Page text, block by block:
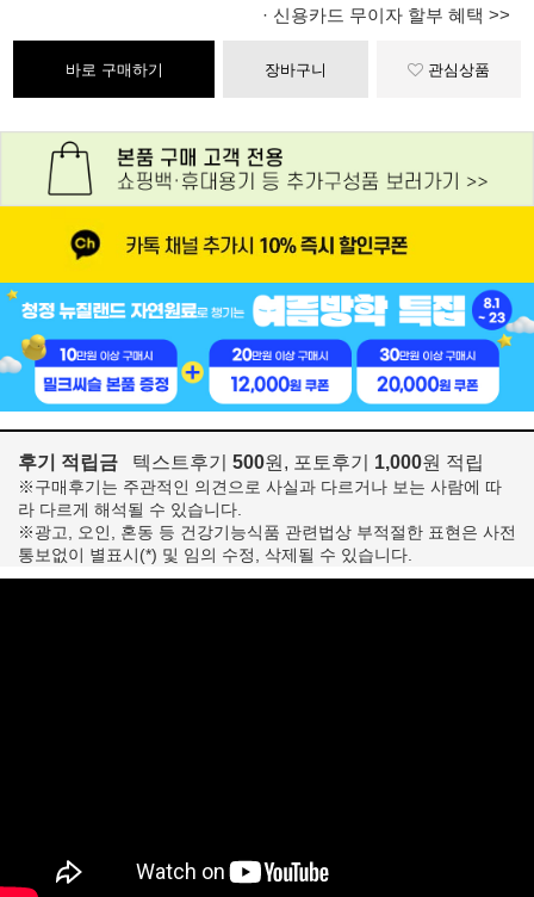
· 신용카드 무이자 할부 혜택 >>
바로 구매하기 장바구니 관심상품
후기 적립금 텍스트후기 500원, 포토후기 1,000원 적립
※구매후기는 주관적인 의견으로 사실과 다르거나 보는 사람에 따
라 다르게 해석될 수 있습니다.
※광고, 오인, 혼동 등 건강기능식품 관련법상 부적절한 표현은 사전
통보없이 별표시(*) 및 임의 수정, 삭제될 수 있습니다.